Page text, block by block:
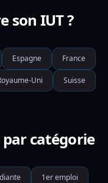
son IUT ?
Espagne France
Uni Suisse
par catégorie
1er emploi